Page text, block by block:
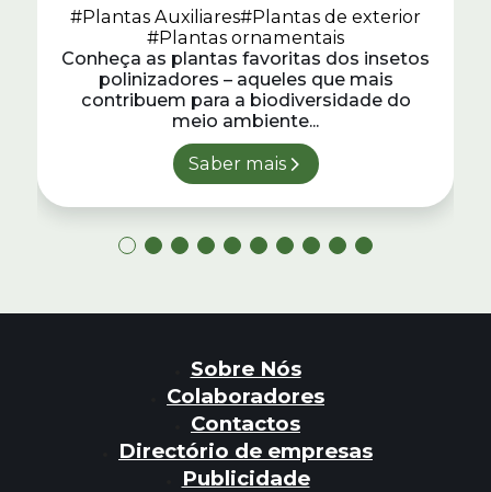
#Plantas Auxiliares#Plantas de exterior
#Plantas ornamentais
Conheça as plantas favoritas dos insetos
polinizadores – aqueles que mais
contribuem para a biodiversidade do
meio ambiente...
Saber mais
Sobre Nós
Colaboradores
Contactos
Directório de empresas
Publicidade